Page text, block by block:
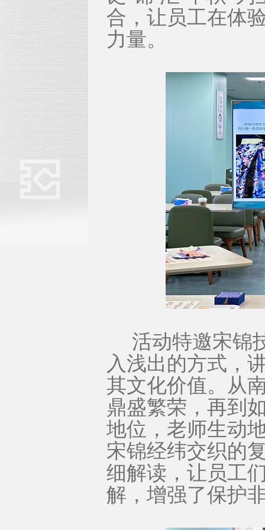
合，让员工在体
力量。
活动特邀宋锦
入浅出的方式，
其文化价值。从
鼎盛繁荣，再到
地位，老师生动
宋锦经纬交织的
细解读，让员工
解，增强了保护